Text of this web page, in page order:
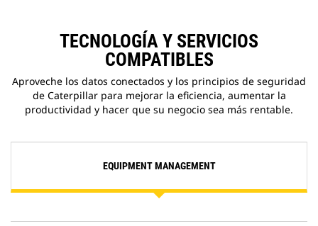
TECNOLOGÍA Y SERVICIOS
COMPATIBLES
Aproveche los datos conectados y los principios de seguridad
de Caterpillar para mejorar la eficiencia, aumentar la
productividad y hacer que su negocio sea más rentable.
EQUIPMENT MANAGEMENT